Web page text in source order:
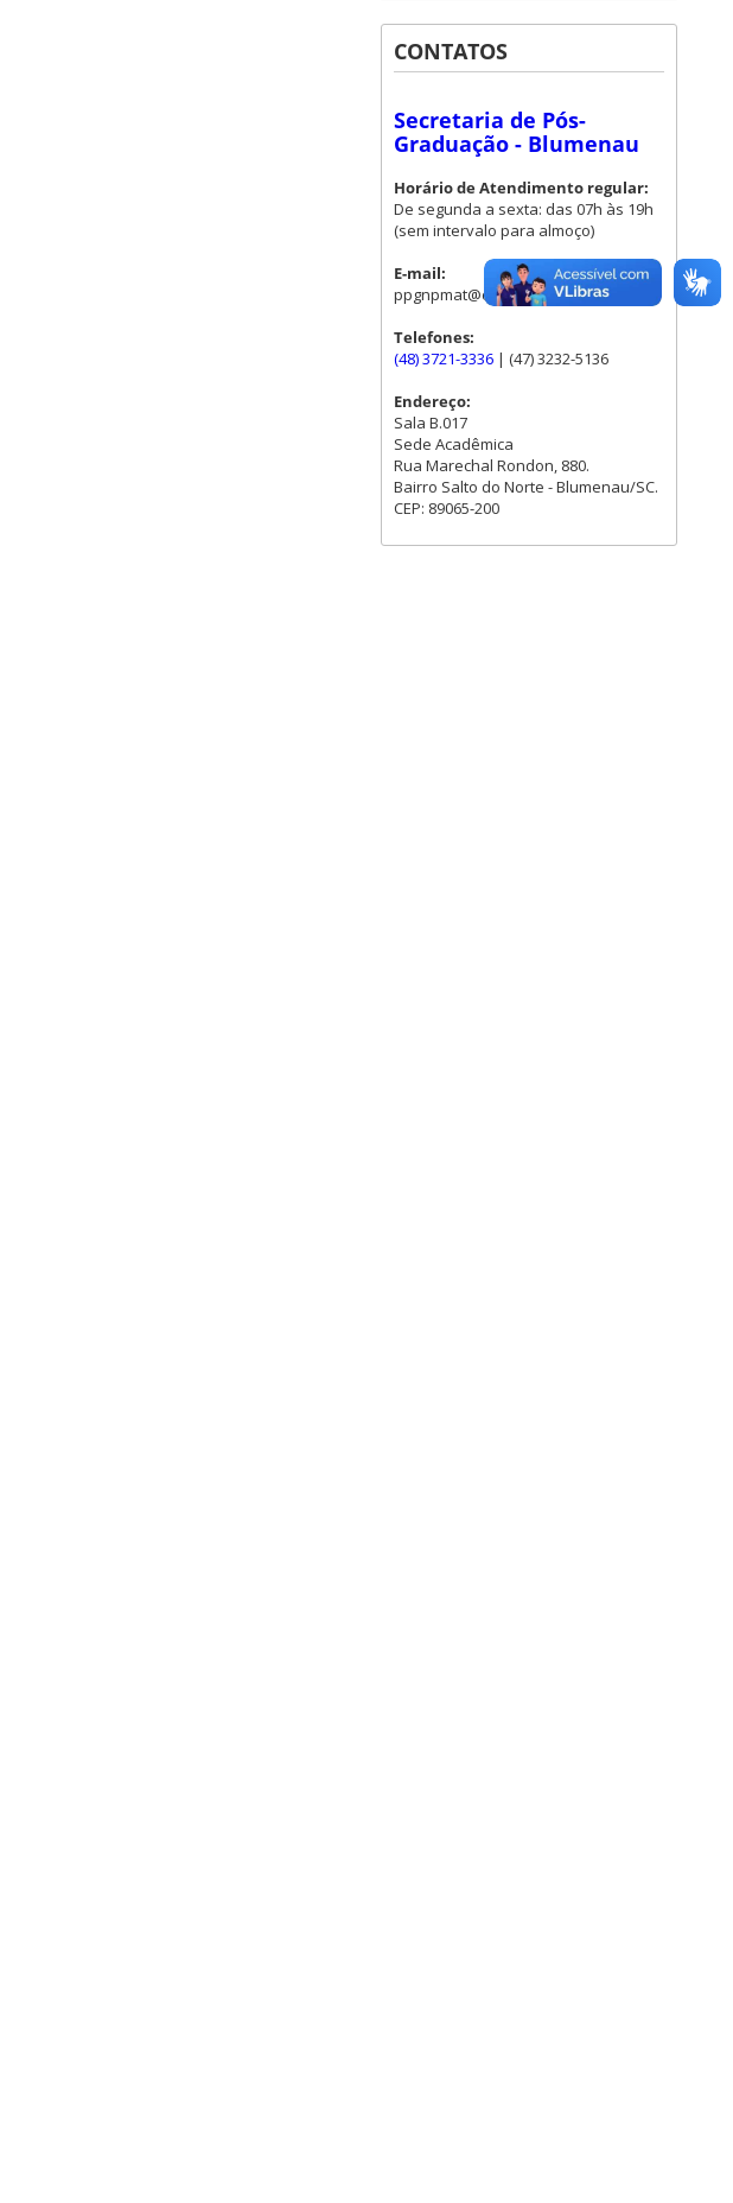
CONTATOS
Secretaria de Pós-
Graduação - Blumenau
Horário de Atendimento regular:
De segunda a sexta: das 07h às 19h
(sem intervalo para almoço)
E-mail:
ppgnpmat@contato.ufsc.br
Telefones:
(48) 3721-3336 | (47) 3232-5136
Endereço:
Sala B.017
Sede Acadêmica
Rua Marechal Rondon, 880.
Bairro Salto do Norte - Blumenau/SC.
CEP: 89065-200